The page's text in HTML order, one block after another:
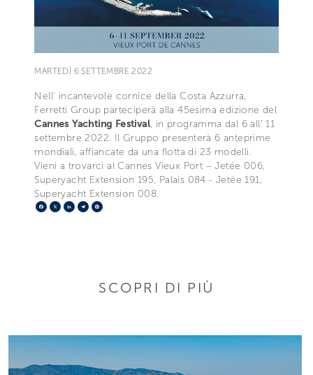
MARTEDÌ 6 SETTEMBRE 2022
Nell' incantevole cornice della Costa Azzurra,
Ferretti Group parteciperà alla 45esima edizione del
Cannes Yachting Festival, in programma dal 6 all’ 11
settembre 2022. Il Gruppo presenterà 6 anteprime
mondiali, affiancate da una flotta di 23 modelli.
Vieni a trovarci al Cannes Vieux Port – Jetée 006,
Superyacht Extension 195, Palais 084 - Jetée 191,
Superyacht Extension 008.
Facebook
X LinkedIn
Telegram
SCOPRI DI PIÙ